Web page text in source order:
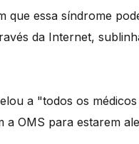
que essa síndrome
da Internet,
a "todos os
a OMS para estarem